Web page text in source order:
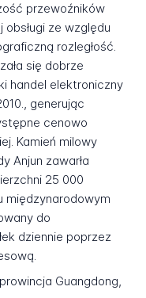
przewoźników
ze względu
rozległość.
się dobrze
handel elektroniczny
generując
cenowo
Kamień milowy
Anjun zawarła
25 000
międzynarodowym
do
dziennie poprzez
Guangdong,